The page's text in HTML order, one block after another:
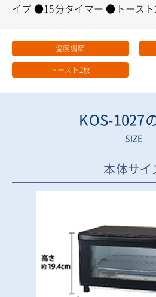
イプ ●15分タイマー ●トースト
温度調節
トースト2枚
KOS-1027
SIZE
本体サイ